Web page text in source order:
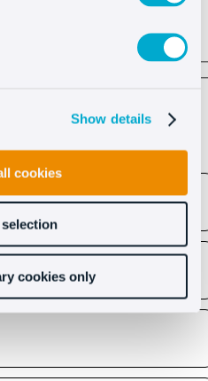
Show details
cookies
cookies only
por ti